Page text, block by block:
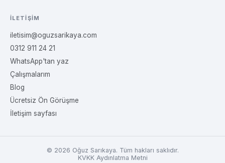
İLETIŞIM
iletisim@oguzsarikaya.com
0312 911 24 21
WhatsApp'tan yaz
Çalışmalarım
Blog
Ücretsiz Ön Görüşme
İletişim sayfası
© 2026 Oğuz Sarıkaya. Tüm hakları saklıdır.
KVKK Aydınlatma Metni